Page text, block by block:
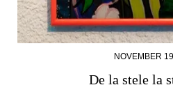
NOVEMBER
De la stele la